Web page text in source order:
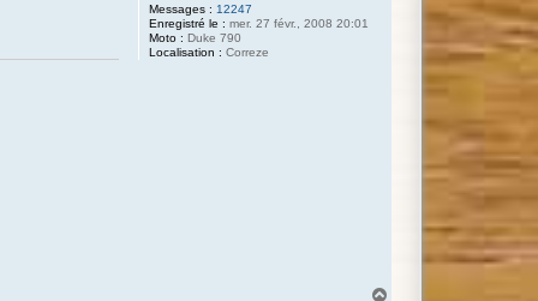
Messages : 12247
Enregistré le : mer. 27 févr., 2008 20:01
Moto : Duke 790
Localisation : Correze